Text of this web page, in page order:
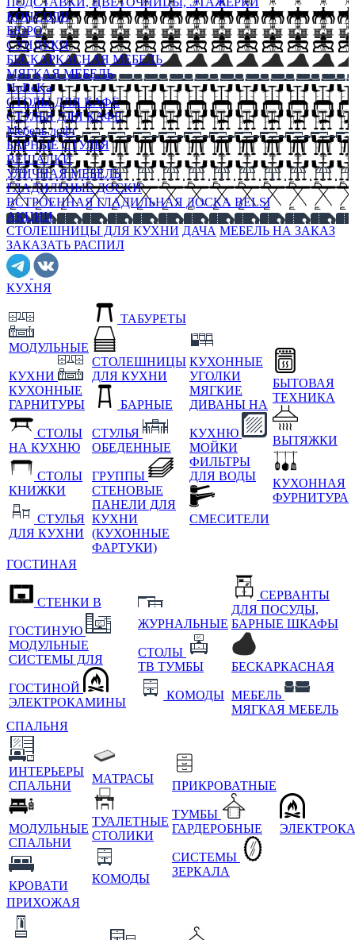
КОНСОЛИ
БЮРО
СУНДУКИ
БЕСКАРКАСНАЯ МЕБЕЛЬ
МЯГКАЯ МЕБЕЛЬ
HoReKa
СТОЛЫ ДЛЯ КАФЕ
СТУЛЬЯ ДЛЯ КАФЕ
Мебель лофт
БАРНЫЕ СТУЛЬЯ
ВЕШАЛКИ
УЛИЧНАЯ МЕБЕЛЬ
ГЛАДИЛЬНЫЕ ДОСКИ
ВСТРОЕННАЯ ГЛАДИЛЬНАЯ ДОСКА BELSI
АКЦИИ
СТОЛЕШНИЦЫ ДЛЯ КУХНИ ДАЧА МЕБЕЛЬ НА ЗАКАЗ
ЗАКАЗАТЬ РАСПИЛ
КУХНЯ
МОДУЛЬНЫЕ
КУХНИ
КУХОННЫЕ
ГАРНИТУРЫ
СТОЛЫ
НА КУХНЮ
СТОЛЫ
КНИЖКИ
СТУЛЬЯ
ДЛЯ КУХНИ
ТАБУРЕТЫ
СТОЛЕШНИЦЫ
ДЛЯ КУХНИ
БАРНЫЕ
СТУЛЬЯ
ОБЕДЕННЫЕ
ГРУППЫ
СТЕНОВЫЕ
ПАНЕЛИ ДЛЯ
КУХНИ
(КУХОННЫЕ
ФАРТУКИ)
КУХОННЫЕ
УГОЛКИ
МЯГКИЕ
ДИВАНЫ НА
КУХНЮ
МОЙКИ
ФИЛЬТРЫ
ДЛЯ ВОДЫ
СМЕСИТЕЛИ
БЫТОВАЯ
ТЕХНИКА
ВЫТЯЖКИ
КУХОННАЯ
ФУРНИТУРА
ГОСТИНАЯ
СТЕНКИ В
ГОСТИНУЮ
МОДУЛЬНЫЕ
СИСТЕМЫ ДЛЯ
ГОСТИНОЙ
ЭЛЕКТРОКАМИНЫ
ЖУРНАЛЬНЫЕ
СТОЛЫ
ТВ ТУМБЫ
КОМОДЫ
СЕРВАНТЫ
ДЛЯ ПОСУДЫ,
БАРНЫЕ ШКАФЫ
БЕСКАРКАСНАЯ
МЕБЕЛЬ
МЯГКАЯ МЕБЕЛЬ
СПАЛЬНЯ
ИНТЕРЬЕРЫ
СПАЛЬНИ
МОДУЛЬНЫЕ
СПАЛЬНИ
КРОВАТИ
МАТРАСЫ
ТУАЛЕТНЫЕ
СТОЛИКИ
КОМОДЫ
ПРИКРОВАТНЫЕ
ТУМБЫ
ГАРДЕРОБНЫЕ
СИСТЕМЫ
ЗЕРКАЛА
ПРИХОЖАЯ